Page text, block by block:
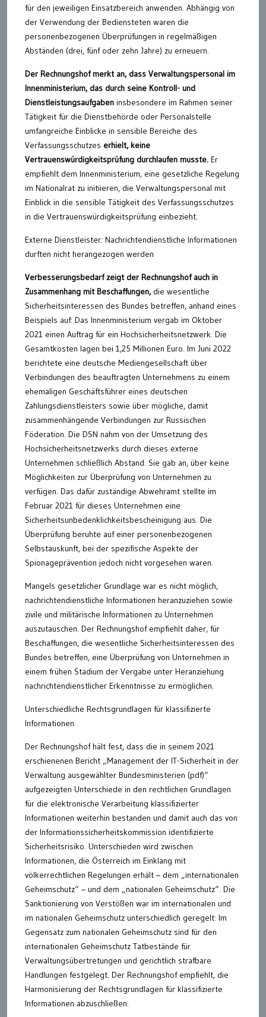
für den jeweiligen Einsatzbereich anwenden. Abhängig von
der Verwendung der Bediensteten waren die
personenbezogenen Überprüfungen in regelmäßigen
Abständen (drei, fünf oder zehn Jahre) zu erneuern.
Der Rechnungshof merkt an, dass Verwaltungspersonal im
Innenministerium, das durch seine Kontroll- und
Dienstleistungsaufgaben insbesondere im Rahmen seiner
Tätigkeit für die Dienstbehörde oder Personalstelle
umfangreiche Einblicke in sensible Bereiche des
Verfassungsschutzes erhielt, keine
Vertrauenswürdigkeitsprüfung durchlaufen musste. Er
empfiehlt dem Innenministerium, eine gesetzliche Regelung
im Nationalrat zu initiieren, die Verwaltungspersonal mit
Einblick in die sensible Tätigkeit des Verfassungsschutzes
in die Vertrauenswürdigkeitsprüfung einbezieht.
Externe Dienstleister: Nachrichtendienstliche Informationen
durften nicht herangezogen werden
Verbesserungsbedarf zeigt der Rechnungshof auch in
Zusammenhang mit Beschaffungen,die wesentliche
Sicherheitsinteressen des Bundes betreffen, anhand eines
Beispiels auf: Das Innenministerium vergab im Oktober
2021 einen Auftrag für ein Hochsicherheitsnetzwerk. Die
Gesamtkosten lagen bei 1,25 Millionen Euro. Im Juni 2022
berichtete eine deutsche Mediengesellschaft über
Verbindungen des beauftragten Unternehmens zu einem
ehemaligen Geschäftsführer eines deutschen
Zahlungsdienstleisters sowie über mögliche, damit
zusammenhängende Verbindungen zur Russischen
Föderation. Die DSN nahm von der Umsetzung des
Hochsicherheitsnetzwerks durch dieses externe
Unternehmen schließlich Abstand. Sie gab an, über keine
Möglichkeiten zur Überprüfung von Unternehmen zu
verfügen. Das dafür zuständige Abwehramt stellte im
Februar 2021 für dieses Unternehmen eine
Sicherheitsunbedenklichkeitsbescheinigung aus. Die
Überprüfung beruhte auf einer personenbezogenen
Selbstauskunft, bei der spezifische Aspekte der
Spionageprävention jedoch nicht vorgesehen waren.
Mangels gesetzlicher Grundlage war es nicht möglich,
nachrichtendienstliche Informationen heranzuziehen sowie
zivile und militärische Informationen zu Unternehmen
auszutauschen. Der Rechnungshof empfiehlt daher, für
Beschaffungen, die wesentliche Sicherheitsinteressen des
Bundes betreffen, eine Überprüfung von Unternehmen in
einem frühen Stadium der Vergabe unter Heranziehung
nachrichtendienstlicher Erkenntnisse zu ermöglichen.
Unterschiedliche Rechtsgrundlagen für klassifizierte
Informationen
Der Rechnungshof hält fest, dass die in seinem 2021
erschienenen Bericht „Management der IT-Sicherheit in der
Verwaltung ausgewählter Bundesministerien (pdf)“
aufgezeigten Unterschiede in den rechtlichen Grundlagen
für die elektronische Verarbeitung klassifizierter
Informationen weiterhin bestanden und damit auch das von
der Informationssicherheitskommission identifizierte
Sicherheitsrisiko. Unterschieden wird zwischen
Informationen, die Österreich im Einklang mit
völkerrechtlichen Regelungen erhält – dem „internationalen
Geheimschutz“ – und dem „nationalen Geheimschutz“. Die
Sanktionierung von Verstößen war im internationalen und
im nationalen Geheimschutz unterschiedlich geregelt: Im
Gegensatz zum nationalen Geheimschutz sind für den
internationalen Geheimschutz Tatbestände für
Verwaltungsübertretungen und gerichtlich strafbare
Handlungen festgelegt. Der Rechnungshof empfiehlt, die
Harmonisierung der Rechtsgrundlagen für klassifizierte
Informationen abzuschließen.